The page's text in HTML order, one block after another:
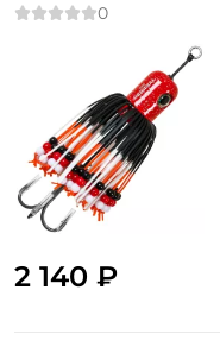
2 140 ₽